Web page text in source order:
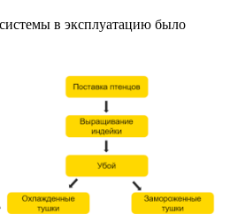
в эксплуатацию было